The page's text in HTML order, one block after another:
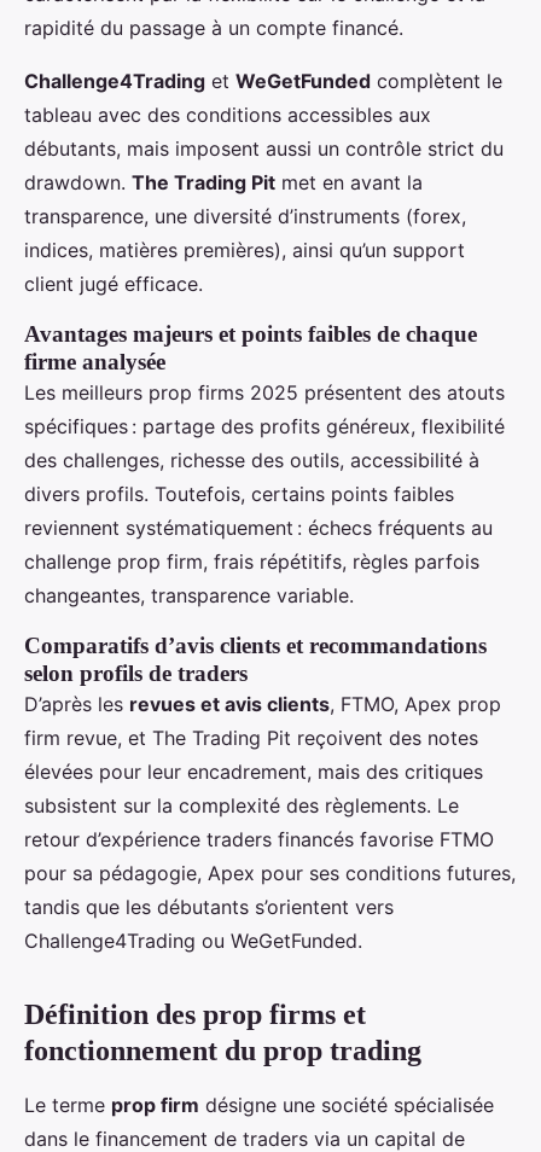
rapidité du passage à un compte financé.
Challenge4Trading et WeGetFunded complètent le
tableau avec des conditions accessibles aux
débutants, mais imposent aussi un contrôle strict du
drawdown. The Trading Pit met en avant la
transparence, une diversité d’instruments (forex,
indices, matières premières), ainsi qu’un support
client jugé efficace.
Avantages majeurs et points faibles de chaque
firme analysée
Les meilleurs prop firms 2025 présentent des atouts
spécifiques : partage des profits généreux, flexibilité
des challenges, richesse des outils, accessibilité à
divers profils. Toutefois, certains points faibles
reviennent systématiquement : échecs fréquents au
challenge prop firm, frais répétitifs, règles parfois
changeantes, transparence variable.
Comparatifs d’avis clients et recommandations
selon profils de traders
D’après les revues et avis clients, FTMO, Apex prop
firm revue, et The Trading Pit reçoivent des notes
élevées pour leur encadrement, mais des critiques
subsistent sur la complexité des règlements. Le
retour d’expérience traders financés favorise FTMO
pour sa pédagogie, Apex pour ses conditions futures,
tandis que les débutants s’orientent vers
Challenge4Trading ou WeGetFunded.
Définition des prop firms et
fonctionnement du prop trading
Le terme prop firm désigne une société spécialisée
dans le financement de traders via un capital de